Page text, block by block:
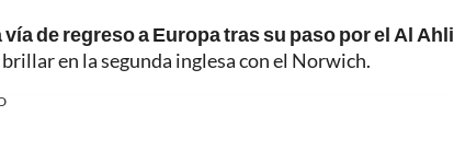
de regreso a Europa tras su paso por el Al Ahli
en la segunda inglesa con el Norwich.